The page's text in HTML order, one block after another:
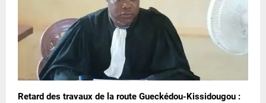
Retard des travaux de la route Gueckédou-Kissidougou :